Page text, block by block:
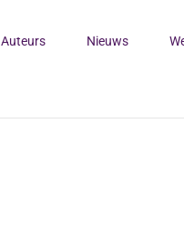
Auteurs Nieuws